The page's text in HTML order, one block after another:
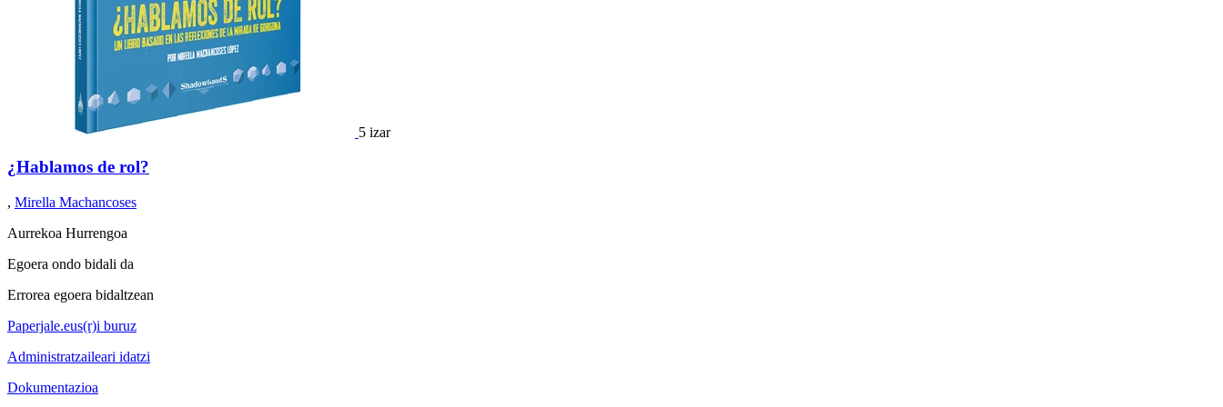
5 izar
¿Hablamos de rol?
, Mirella Machancoses
Aurrekoa Hurrengoa
Egoera ondo bidali da
Errorea egoera bidaltzean
Paperjale.eus(r)i buruz
Administratzaileari idatzi
Dokumentazioa